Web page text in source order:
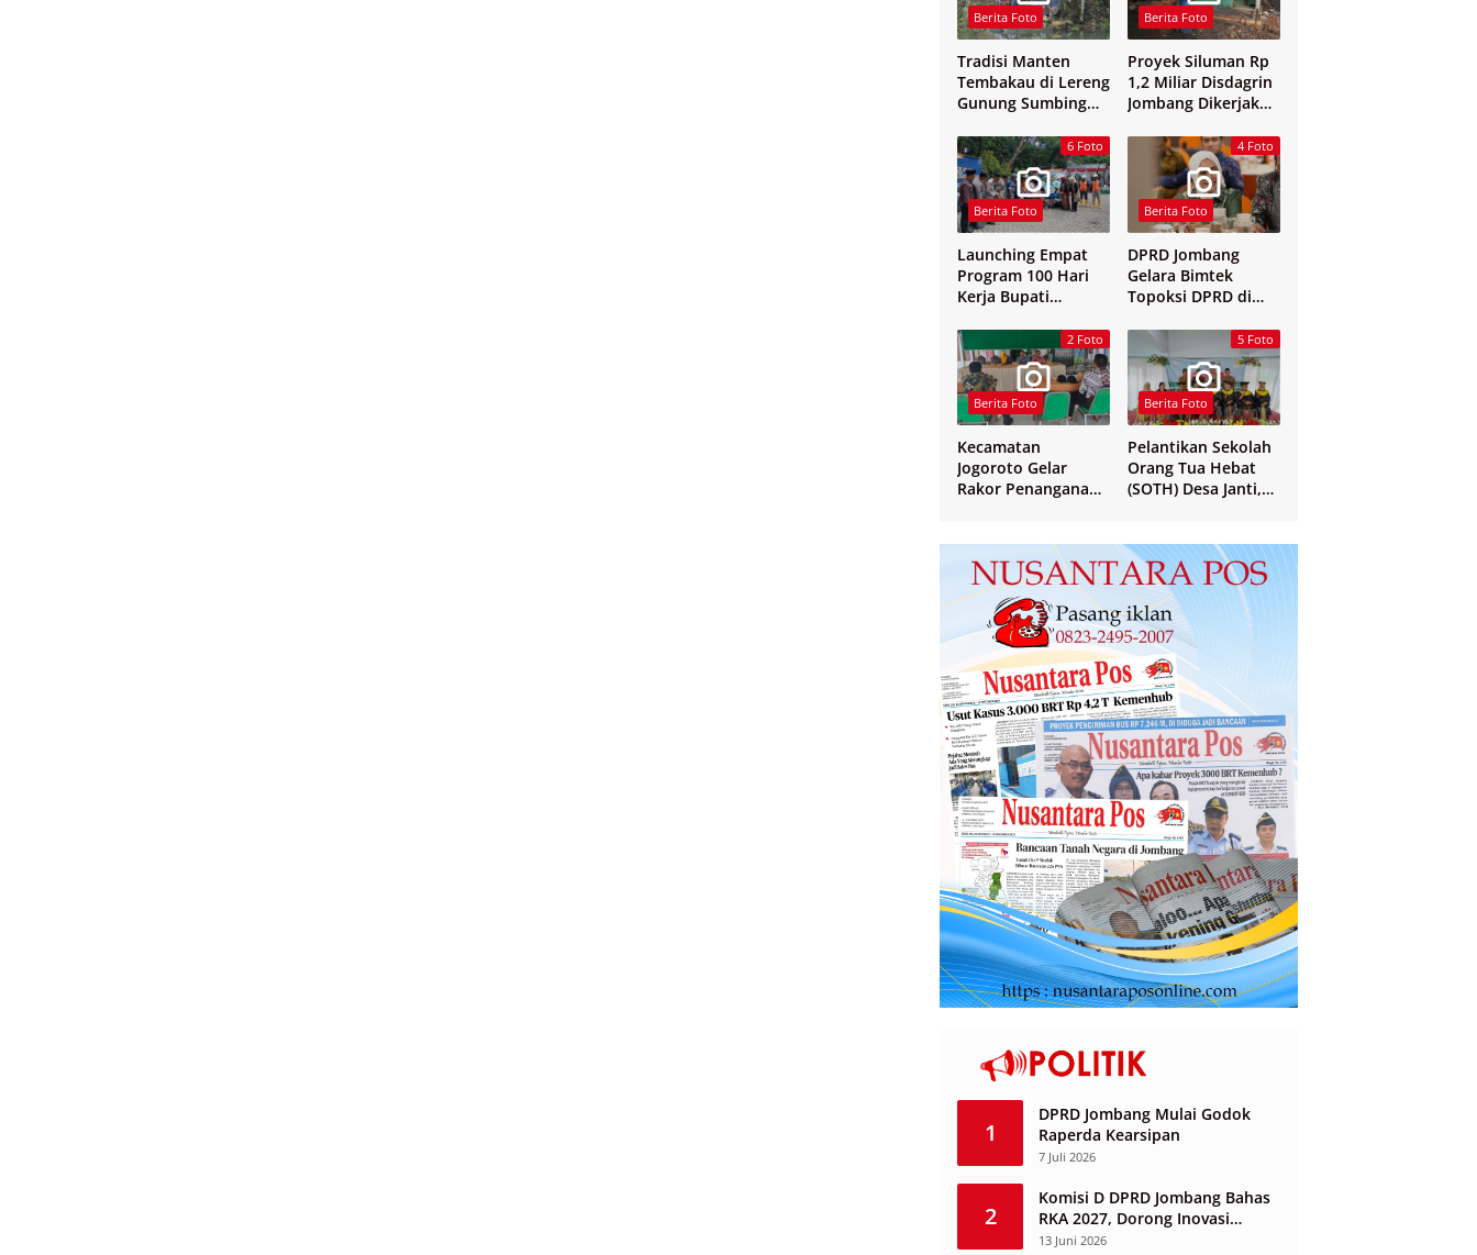
Berita Foto
Tradisi Manten
Tembakau di Lereng
Gunung Sumbing
Berita Foto
Proyek Siluman Rp
1,2 Miliar Disdagrin
Jombang Dikerjakan
6 Foto
Berita Foto
Launching Empat
Program 100 Hari
Kerja Bupati
4 Foto
Berita Foto
DPRD Jombang
Gelara Bimtek
Topoksi DPRD di
Yogyakarta
2 Foto
Berita Foto
Kecamatan
Jogoroto Gelar
Rakor Penanganan
Bansos
5 Foto
Berita Foto
Pelantikan Sekolah
Orang Tua Hebat
(SOTH) Desa Janti,
1
DPRD Jombang Mulai Godok
Raperda Kearsipan
7 Juli 2026
2
Komisi D DPRD Jombang Bahas
RKA 2027, Dorong Inovasi
Layanan Ketenagakerjaan
13 Juni 2026